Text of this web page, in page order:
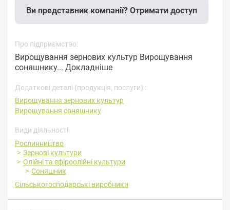
Ви представник компанії? Отримати доступ
Про підприємство:
Вирощування зернових культур Вирощування
соняшнику... Докладніше
Додаткові деталі (продукція, послуги) :
Вирощування зернових культур
Вирощування соняшнику
Види діяльності
Рослинництво
Зернові культури
Олійні та ефіроолійні культури
Соняшник
Сільськогосподарські виробники